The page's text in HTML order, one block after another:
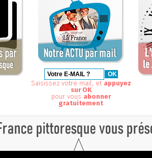
Saisissez votre mail, et appuyez
sur OK
pour vous abonner
gratuitement